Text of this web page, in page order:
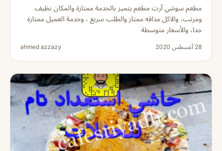
مطعم سوشي آرت مطعم يتميز بالخدمة ممتازة والمكان نظيف
ومرتب، والاكل مذاقه ممتاز والطلب سريع ، وخدمة العميل ممتازة
جدا، والأسعار متوسطة
28 أغسطس 2020 ahmed azzazy